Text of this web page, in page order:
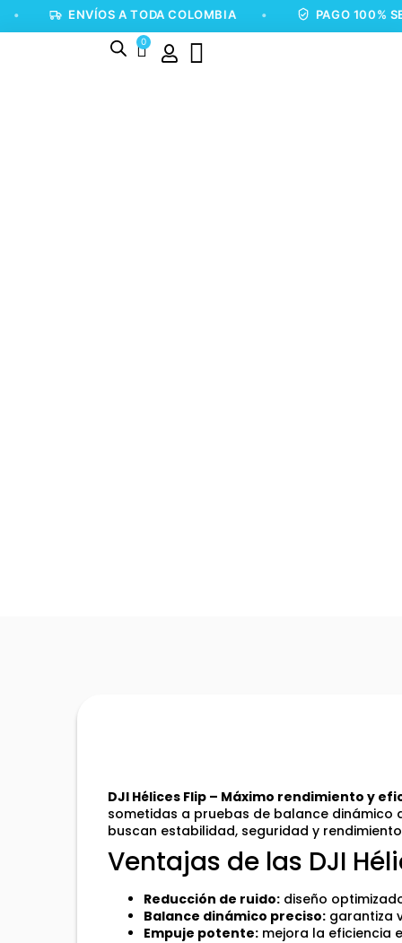
ENVÍOS A TODA COLOMBIA • PAGO 100% SEGURO
0
DJI Hélices Flip – Máximo rendimiento y
sometidas a pruebas de balance dinámico
buscan estabilidad, seguridad y
Ventajas de las DJI
Reducción de ruido: diseño
Balance dinámico preciso: garantiza
Empuje potente: mejora la eficiencia